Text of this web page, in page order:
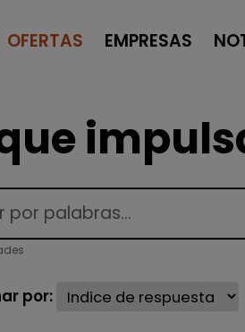
OFERTAS EMPRESAS
por: